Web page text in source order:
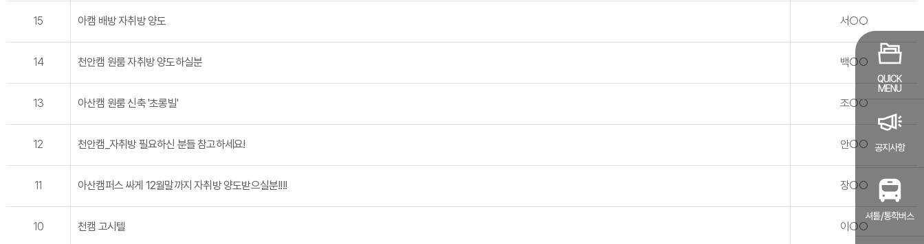
QUICK
MENU
공지사항
셔틀/통학버스
15 아캠 배방 자취방 양도 서○○
14 천안캠 원룸 자취방 양도하실분 백○○
13 아산캠 원룸 신축 '초롱빌' 조○○
12 천안캠_자취방 필요하신 분들 참고하세요! 안○○
11 아산캠퍼스 싸게 12월말까지 자취방 양도받으실분!!!! 장○○
10 천캠 고시텔 이○○